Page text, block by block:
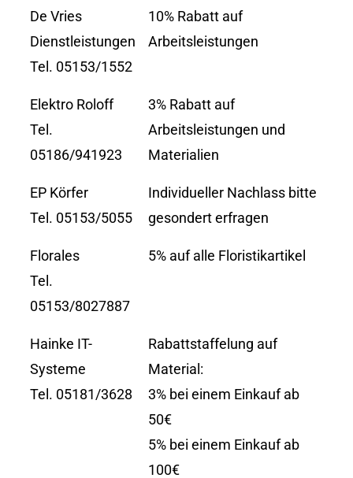
De Vries
Dienstleistungen
Tel. 05153/1552
10% Rabatt auf
Arbeitsleistungen
Elektro Roloff
Tel.
05186/941923
3% Rabatt auf
Arbeitsleistungen und
Materialien
EP Körfer
Tel. 05153/5055
Individueller Nachlass bitte
gesondert erfragen
Florales
Tel.
05153/8027887
5% auf alle Floristikartikel
Hainke IT-
Systeme
Tel. 05181/3628
Rabattstaffelung auf
Material:
3% bei einem Einkauf ab
50€
5% bei einem Einkauf ab
100€